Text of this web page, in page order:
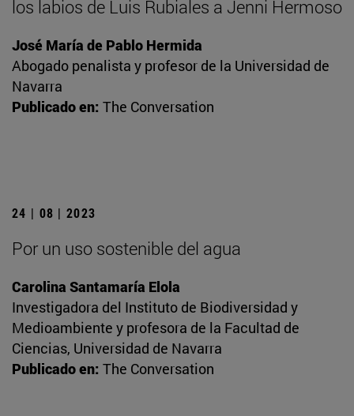
los labios de Luis Rubiales a Jenni Hermoso
José María de Pablo Hermida
Abogado penalista y profesor de la Universidad de
Navarra
Publicado en: The Conversation
24 | 08 | 2023
Por un uso sostenible del agua
Carolina Santamaría Elola
Investigadora del Instituto de Biodiversidad y
Medioambiente y profesora de la Facultad de
Ciencias, Universidad de Navarra
Publicado en: The Conversation